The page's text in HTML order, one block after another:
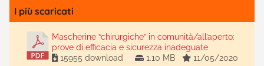
I più scaricati
Mascherine “chirurgiche” in comunità/all’aperto:
prove di efficacia e sicurezza inadeguate
15955 download
1.10 MB 11/05/2020